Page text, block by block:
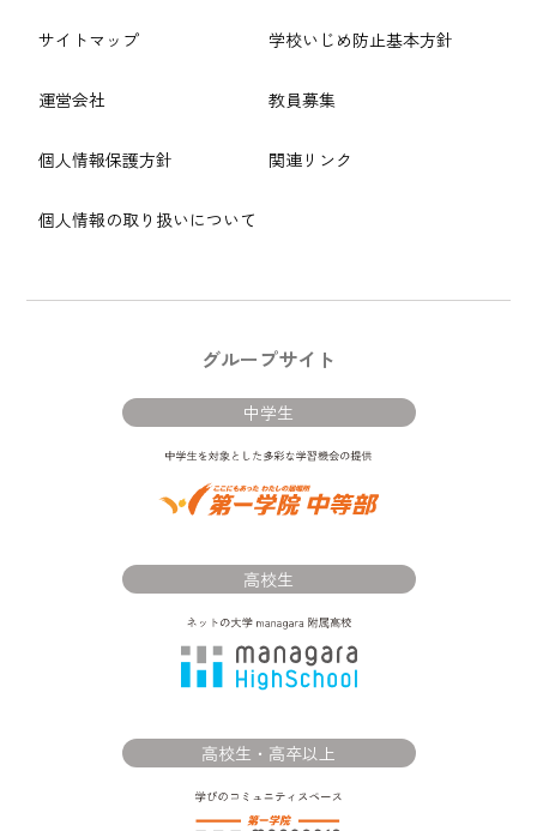
サイトマップ
運営会社
個人情報保護方針
個人情報の取り扱いについて
学校いじめ防止基本方針
教員募集
関連リンク
グループサイト
中学生
高校生
高校生・高卒以上